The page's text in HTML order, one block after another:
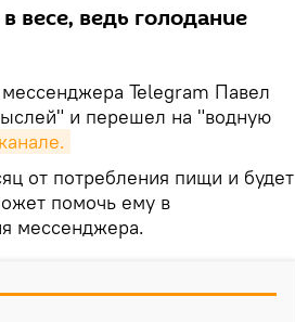
весе, ведь голодание
Telegram Павел
и перешел на "водную
от потребления пищи и будет
помочь ему в
мессенджера.